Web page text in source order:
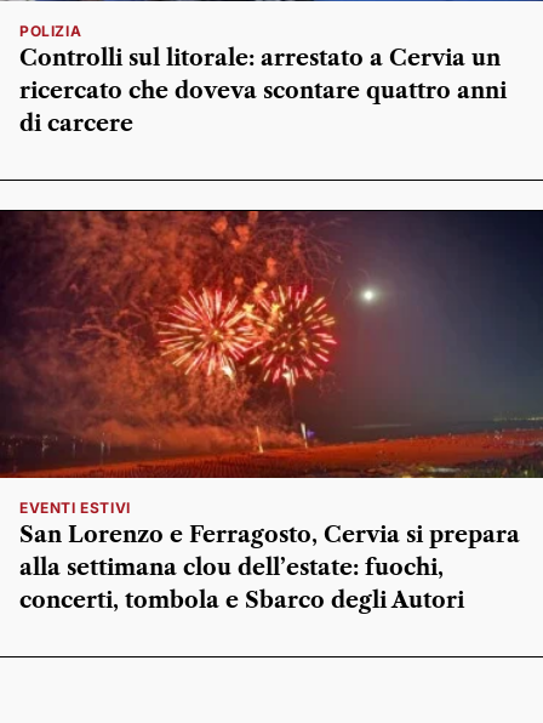
POLIZIA
Controlli sul litorale: arrestato a Cervia un
ricercato che doveva scontare quattro anni
di carcere
EVENTI ESTIVI
San Lorenzo e Ferragosto, Cervia si prepara
alla settimana clou dell’estate: fuochi,
concerti, tombola e Sbarco degli Autori